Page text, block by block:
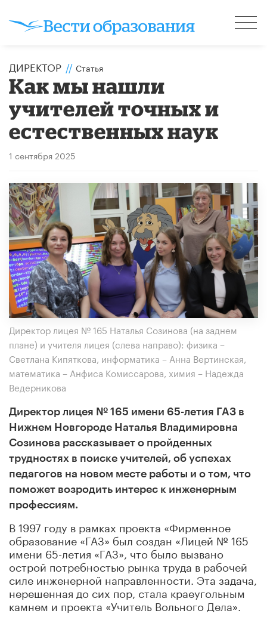
ДИРЕКТОР // Статья
Как мы нашли
учителей точных и
естественных наук
1 сентября 2025
Директор лицея № 165 Наталья Созинова (на заднем
плане) и учителя лицея (слева направо): физика –
Светлана Кипяткова, информатика – Анна Вертинская,
математика – Анфиса Комиссарова, химия – Надежда
Ведерникова
Директор лицея № 165 имени 65-летия ГАЗ в
Нижнем Новгороде Наталья Владимировна
Созинова рассказывает о пройденных
трудностях в поиске учителей, об успехах
педагогов на новом месте работы и о том, что
поможет возродить интерес к инженерным
профессиям.
В 1997 году в рамках проекта «Фирменное
образование «ГАЗ» был создан «Лицей № 165
имени 65-летия «ГАЗ», что было вызвано
острой потребностью рынка труда в рабочей
силе инженерной направленности. Эта задача,
нерешенная до сих пор, стала краеугольным
камнем и проекта «Учитель Вольного Дела».